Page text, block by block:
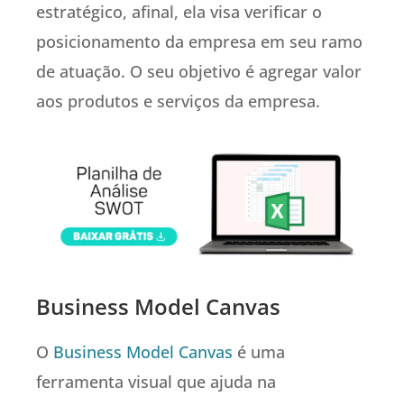
estratégico, afinal, ela visa verificar o
posicionamento da empresa em seu ramo
de atuação. O seu objetivo é agregar valor
aos produtos e serviços da empresa.
Business Model Canvas
O Business Model Canvas é uma
ferramenta visual que ajuda na